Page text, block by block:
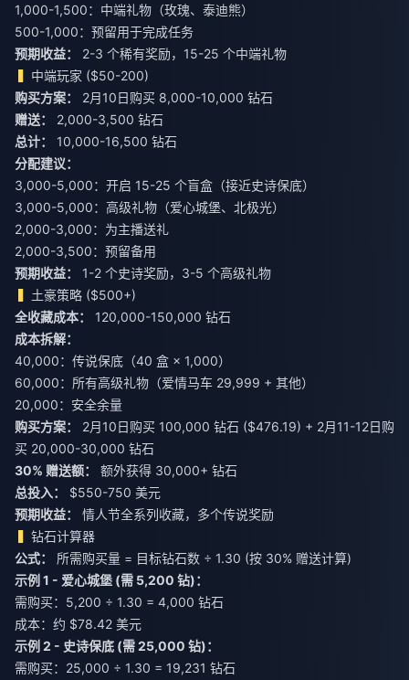
1,000-1,500：中端礼物（玫瑰、泰迪熊）
500-1,000：预留用于完成任务
预期收益：
2-3 个稀有奖励，15-25 个中端礼物
中端玩家 ($50-200)
购买方案：
赠送：
总计：
10,000-16,500 钻石
分配建议：
3,000-5,000：开启 15-25 个盲盒（接近史诗保底）
3,000-5,000：高级礼物（爱心城堡、北极光）
2,000-3,000：为主播送礼
2,000-3,500：预留备用
预期收益：
1-2 个史诗奖励，3-5 个高级礼物
土豪策略 ($500+)
全收藏成本：
120,000-150,000 钻石
成本拆解：
40,000：传说保底（40 盒 × 1,000）
60,000：所有高级礼物（爱情马车 29,999 + 其他）
20,000：安全余量
购买方案：
2月10日购买 100,000 钻石 ($476.19) + 2月11-12日购
30% 赠送额：
总投入：
$550-750 美元
预期收益：
情人节全系列收藏，多个传说奖励
钻石计算器
公式：
所需购买量 = 目标钻石数 ÷ 1.30 (按 30% 赠送计算)
示例 1 - 爱心城堡 (需 5,200 钻)：
需购买：5,200 ÷ 1.30 = 4,000 钻石
成本：约 $78.42 美元
示例 2 - 史诗保底 (需 25,000 钻)：
需购买：25,000 ÷ 1.30 = 19,231 钻石